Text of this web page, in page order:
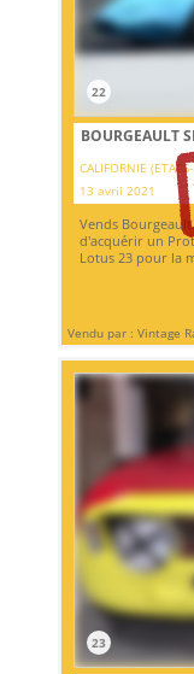
22
BOURGEAULT
CALIFORNIE
13 avril 2021
Vends Bourgeault
d'acquérir un
Lotus 23 pour la
Vendu par : Vintage
23